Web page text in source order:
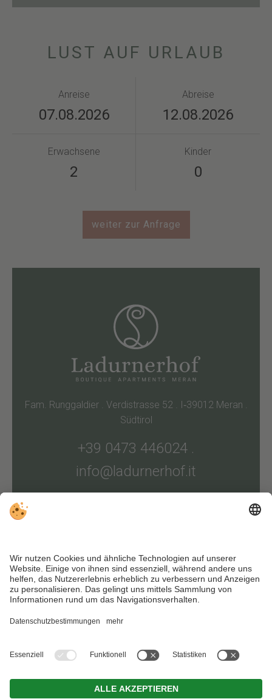
LUST AUF URLAUB
Anreise Abreise
Erwachsene Kinder
weiter zur Anfrage
Fam. Runggaldier . Verdistrasse 52 . I‑39012 Meran .
Südtirol
+39 0473 446024 .
info@ladurnerhof.it
Anreise
IT02447350212 . CIN: IT021051B48YYFRRYB . © Webdesign by